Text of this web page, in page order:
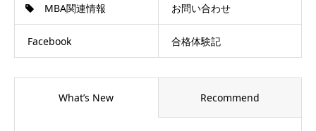
MBA関連情報 お問い合わせ
Facebook 合格体験記
What’s New Recommend